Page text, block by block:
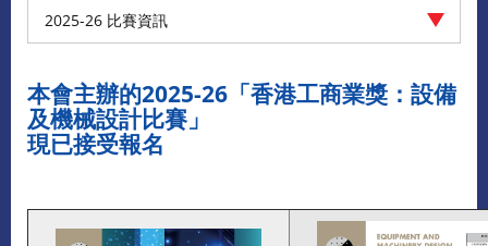
2025-26 比賽資訊
本會主辦的2025-26「香港工商業獎：設備
及機械設計比賽」
現已接受報名